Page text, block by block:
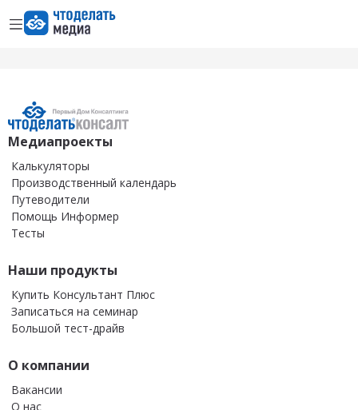
Открыть менюПерейти на главную страницу
Медиапроекты
Калькуляторы
Производственный календарь
Путеводители
Помощь Информер
Тесты
Наши продукты
Купить Консультант Плюс
Записаться на семинар
Большой тест-драйв
О компании
Вакансии
О нас